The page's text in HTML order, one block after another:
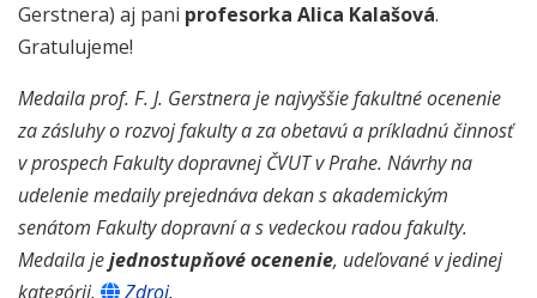
Gerstnera) aj pani profesorka Alica Kalašová.
Gratulujeme!
Medaila prof. F. J. Gerstnera je najvyššie fakultné ocenenie
za zásluhy o rozvoj fakulty a za obetavú a príkladnú činnosť
v prospech Fakulty dopravnej ČVUT v Prahe. Návrhy na
udelenie medaily prejednáva dekan s akademickým
senátom Fakulty dopravní a s vedeckou radou fakulty.
Medaila jejednostupňové ocenenie, udeľované v jedinej
kategórii.
Zdroj.